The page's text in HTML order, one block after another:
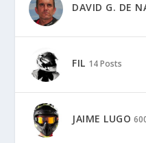
DAVID G. DE
FIL 14 Posts
JAIME LUGO